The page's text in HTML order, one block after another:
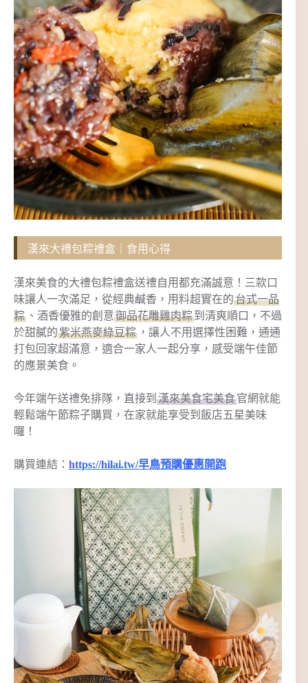
漢來大禮包粽禮盒｜食用心得
漢來美食的大禮包粽禮盒送禮自用都充滿誠意！三款口
味讓人一次滿足，從經典鹹香，用料超實在的台式一品
粽 、酒香優雅的創意御品花雕雞肉粽到清爽順口，不過
於甜膩的紫米燕麥綠豆粽 ，讓人不用選擇性困難，通通
打包回家超滿意，適合一家人一起分享，感受端午佳節
的應景美食。
今年端午送禮免排隊，直接到 漢來美食宅美食官網就能
輕鬆端午節粽子購買，在家就能享受到飯店五星美味
囉！
購買連結： https://hilai.tw/早鳥預購優惠開跑